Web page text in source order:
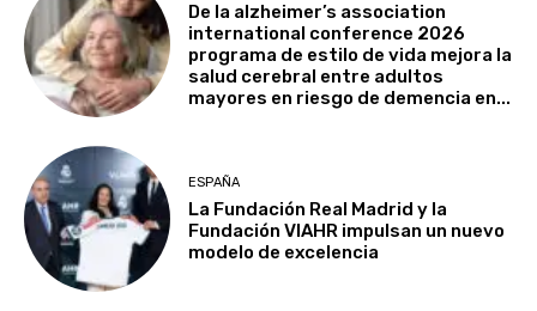
De la alzheimer’s association
international conference 2026
programa de estilo de vida mejora la
salud cerebral entre adultos
mayores en riesgo de demencia en...
ESPAÑA
La Fundación Real Madrid y la
Fundación VIAHR impulsan un nuevo
modelo de excelencia